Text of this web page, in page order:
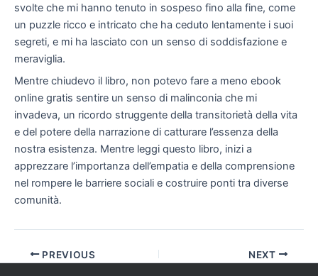
svolte che mi hanno tenuto in sospeso fino alla fine, come
un puzzle ricco e intricato che ha ceduto lentamente i suoi
segreti, e mi ha lasciato con un senso di soddisfazione e
meraviglia.
Mentre chiudevo il libro, non potevo fare a meno ebook
online gratis sentire un senso di malinconia che mi
invadeva, un ricordo struggente della transitorietà della vita
e del potere della narrazione di catturare l’essenza della
nostra esistenza. Mentre leggi questo libro, inizi a
apprezzare l’importanza dell’empatia e della comprensione
nel rompere le barriere sociali e costruire ponti tra diverse
comunità.
PREVIOUS NEXT